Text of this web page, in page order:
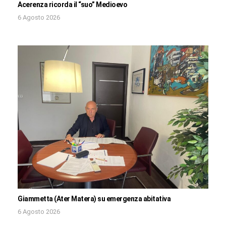
Acerenza ricorda il “suo” Medioevo
6 Agosto 2026
Giammetta (Ater Matera) su emergenza abitativa
6 Agosto 2026